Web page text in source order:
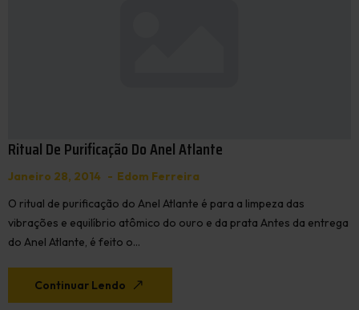
Ritual De Purificação Do Anel Atlante
Janeiro 28, 2014
Edom Ferreira
O ritual de purificação do Anel Atlante é para a limpeza das
vibrações e equilíbrio atômico do ouro e da prata Antes da entrega
do Anel Atlante, é feito o…
Continuar Lendo